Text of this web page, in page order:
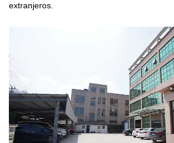
extranjeros.